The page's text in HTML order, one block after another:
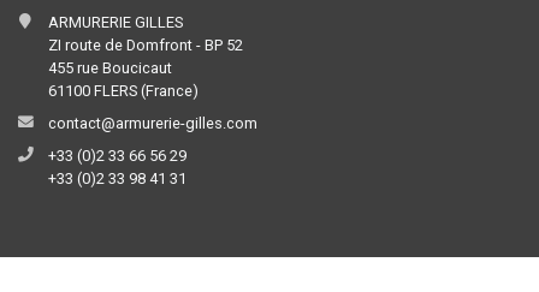
ARMURERIE GILLES
ZI route de Domfront - BP 52
455 rue Boucicaut
61100 FLERS (France)
contact@armurerie-gilles.com
+33 (0)2 33 66 56 29
+33 (0)2 33 98 41 31